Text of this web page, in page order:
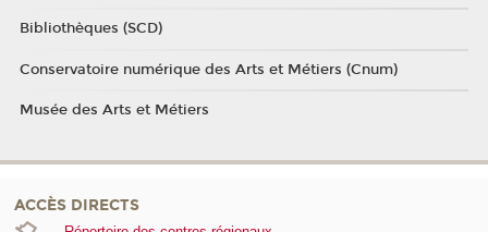
Bibliothèques (SCD)
Conservatoire numérique des Arts et Métiers (Cnum)
Musée des Arts et Métiers
ACCÈS DIRECTS